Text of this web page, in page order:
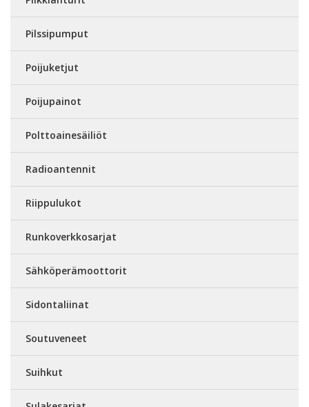
Pilssipumput
Poijuketjut
Poijupainot
Polttoainesäiliöt
Radioantennit
Riippulukot
Runkoverkkosarjat
Sähköperämoottorit
Sidontaliinat
Soutuveneet
Suihkut